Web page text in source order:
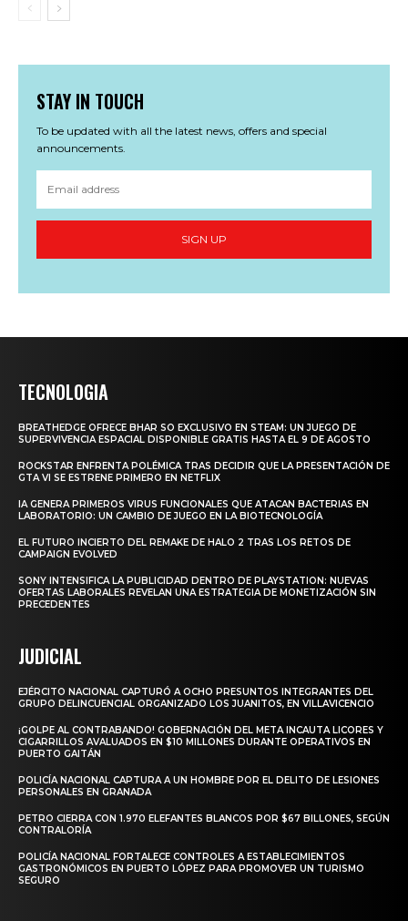
STAY IN TOUCH
To be updated with all the latest news, offers and special
announcements.
SIGN UP
TECNOLOGIA
BREATHEDGE OFRECE BHAR SO EXCLUSIVO EN STEAM: UN JUEGO DE
SUPERVIVENCIA ESPACIAL DISPONIBLE GRATIS HASTA EL 9 DE AGOSTO
ROCKSTAR ENFRENTA POLÉMICA TRAS DECIDIR QUE LA PRESENTACIÓN DE
GTA VI SE ESTRENE PRIMERO EN NETFLIX
IA GENERA PRIMEROS VIRUS FUNCIONALES QUE ATACAN BACTERIAS EN
LABORATORIO: UN CAMBIO DE JUEGO EN LA BIOTECNOLOGÍA
EL FUTURO INCIERTO DEL REMAKE DE HALO 2 TRAS LOS RETOS DE
CAMPAIGN EVOLVED
SONY INTENSIFICA LA PUBLICIDAD DENTRO DE PLAYSTATION: NUEVAS
OFERTAS LABORALES REVELAN UNA ESTRATEGIA DE MONETIZACIÓN SIN
PRECEDENTES
JUDICIAL
EJÉRCITO NACIONAL CAPTURÓ A OCHO PRESUNTOS INTEGRANTES DEL
GRUPO DELINCUENCIAL ORGANIZADO LOS JUANITOS, EN VILLAVICENCIO
¡GOLPE AL CONTRABANDO! GOBERNACIÓN DEL META INCAUTA LICORES Y
CIGARRILLOS AVALUADOS EN $10 MILLONES DURANTE OPERATIVOS EN
PUERTO GAITÁN
POLICÍA NACIONAL CAPTURA A UN HOMBRE POR EL DELITO DE LESIONES
PERSONALES EN GRANADA
PETRO CIERRA CON 1.970 ELEFANTES BLANCOS POR $67 BILLONES, SEGÚN
CONTRALORÍA
POLICÍA NACIONAL FORTALECE CONTROLES A ESTABLECIMIENTOS
GASTRONÓMICOS EN PUERTO LÓPEZ PARA PROMOVER UN TURISMO
SEGURO